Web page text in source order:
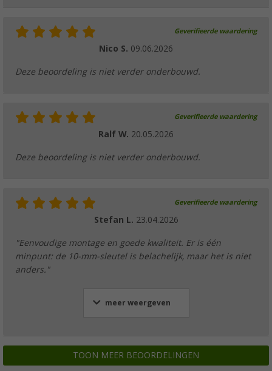
Geverifieerde waardering
Nico S. 09.06.2026
Deze beoordeling is niet verder onderbouwd.
Geverifieerde waardering
Ralf W. 20.05.2026
Deze beoordeling is niet verder onderbouwd.
Geverifieerde waardering
Stefan L. 23.04.2026
"Eenvoudige montage en goede kwaliteit. Er is één
minpunt: de 10-mm-sleutel is belachelijk, maar het is niet
anders."
meer weergeven
TOON MEER BEOORDELINGEN